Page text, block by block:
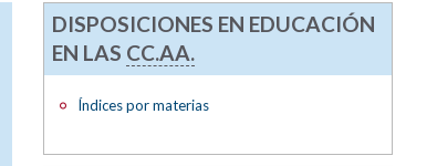
DISPOSICIONES EN EDUCACIÓN
EN LAS CC.AA.
Índices por materias